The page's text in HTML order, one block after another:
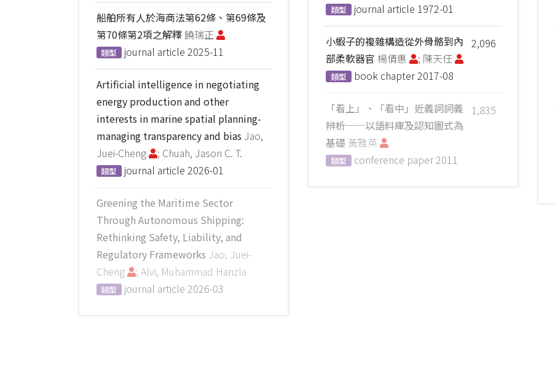
船舶所有人於海商法第62條、第69條及
第70條第2項之解釋饒瑞正
類型 journal article 2025-11
Artificial intelligence in negotiating
energy production and other
interests in marine spatial planning-
managing transparency and bias Jao,
Juei-Cheng
; Chuah, Jason C. T.
類型 journal article 2026-01
Greening the Maritime Sector
Through Autonomous Shipping:
Rethinking Safety, Liability, and
Regulatory Frameworks Jao, Juei-
Cheng
; Alvi, Muhammad Hanzla
類型 journal article 2026-03
類型 journal article 1972-01
2,096
小蝦子的複雜構造從外骨骼到內
部柔軟器官 楊倩惠 ; 陳天任
類型 book chapter2017-08
1,835
「看上」、「看中」近義詞詞義
辨析──以語料庫及認知圖式為
基礎 黃雅英
類型 conference paper2011